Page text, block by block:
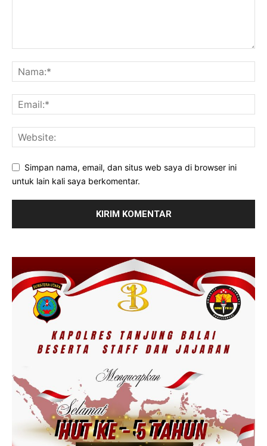
Simpan nama, email, dan situs web saya di browser ini
untuk lain kali saya berkomentar.